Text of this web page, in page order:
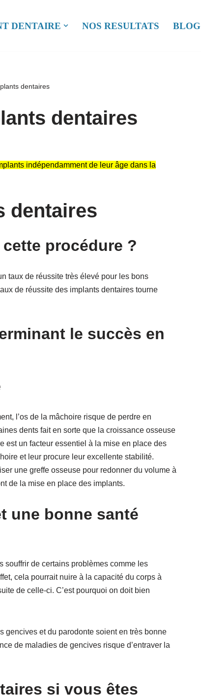
DENTAIRE NOS RESULTATS BLOG
dentaires
dentaires
indépendamment de leur âge dans la
dentaires
procédure ?
taux de réussite très élevé pour les bons
de réussite des implants dentaires tourne
le succès en
l’os de la mâchoire risque de perdre en
dents fait en sorte que la croissance osseuse
est un facteur essentiel à la mise en place des
et leur procure leur excellente stabilité.
une greffe osseuse pour redonner du volume à
de la mise en place des implants.
une bonne santé
souffrir de certains problèmes comme les
cela pourrait nuire à la capacité du corps à
de celle-ci. C’est pourquoi on doit bien
gencives et du parodonte soient en très bonne
de maladies de gencives risque d’entraver la
si vous êtes